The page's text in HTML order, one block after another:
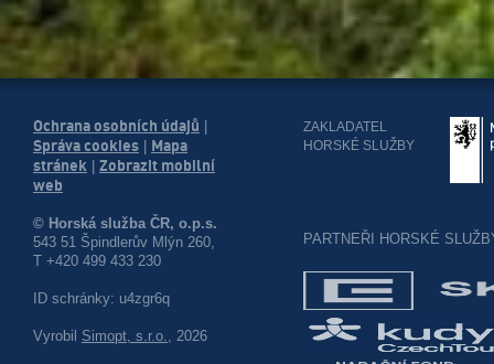
Ochrana osobních údajů
Správa cookies
Mapa
stránek
Zobrazit mobilní
web
© Horská služba ČR, o.p.s.
543 51 Špindlerův Mlýn 260,
T +420 499 433 230
ID schránky: u4zgr6q
Vyrobil Simopt, s.r.o., 2026
ZAKLADATEL
HORSKÉ SLUŽBY
PARTNEŘI HORSKÉ